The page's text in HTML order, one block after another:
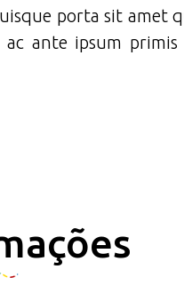
porta sit amet
ante ipsum